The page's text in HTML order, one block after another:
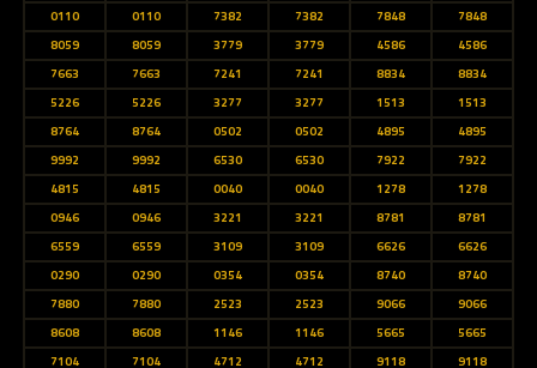
0110
0110 7382 7382 7848
7848
8059
8059 3779 3779 4586
4586
7663
7663 7241 7241 8834
8834
5226
5226 3277 3277 1513
1513
8764
8764 0502 0502 4895
4895
9992
9992 6530 6530 7922
7922
4815
4815 0040 0040 1278
1278
0946
0946 3221 3221 8781
8781
6559
6559 3109 3109 6626
6626
0290
0290 0354 0354 8740
8740
7880
7880 2523 2523 9066
9066
8608
8608 1146 1146 5665
5665
7104
7104 4712 4712 9118 9118